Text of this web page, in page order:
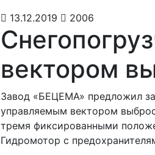
13.12.2019 2006
вектором
Завод «БЕЦЕМА» предложил
управляемым вектором
тремя фиксированными
Гидромотор с